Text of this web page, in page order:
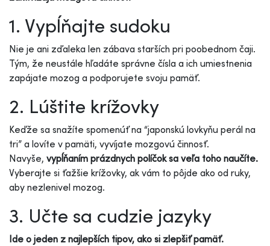
1. Vypĺňajte sudoku
Nie je ani zďaleka len zábava starších pri poobednom čaji.
Tým, že neustále hľadáte správne čísla a ich umiestnenia
zapájate mozog a podporujete svoju pamäť.
2. Lúštite krížovky
Keďže sa snažíte spomenúť na “japonskú lovkyňu perál na
tri” a lovíte v pamäti, vyvíjate mozgovú činnosť.
Navyše, vypĺňaním prázdnych políčok sa veľa toho naučíte.
Vyberajte si ťažšie krížovky, ak vám to pôjde ako od ruky,
aby nezlenivel mozog.
3. Učte sa cudzie jazyky
Ide o jeden z najlepších tipov, ako si zlepšiť pamäť.